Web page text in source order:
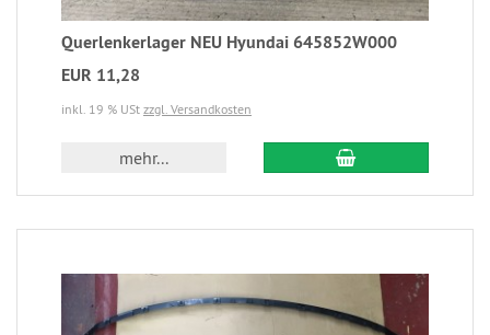
Querlenkerlager NEU Hyundai 645852W000
EUR 11,28
inkl. 19 % USt zzgl. Versandkosten
mehr...